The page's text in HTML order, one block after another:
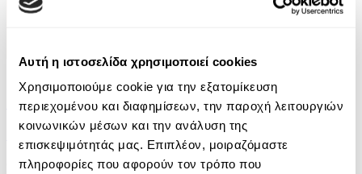
Αυτή η ιστοσελίδα χρησιμοποιεί cookies
Χρησιμοποιούμε cookie για την εξατομίκευση
περιεχομένου και διαφημίσεων, την παροχή λειτουργιών
κοινωνικών μέσων και την ανάλυση της
επισκεψιμότητάς μας. Επιπλέον, μοιραζόμαστε
πληροφορίες που αφορούν τον τρόπο που
eBook
Τυράννων Μονόλογοι
Mark Twain
6.99€